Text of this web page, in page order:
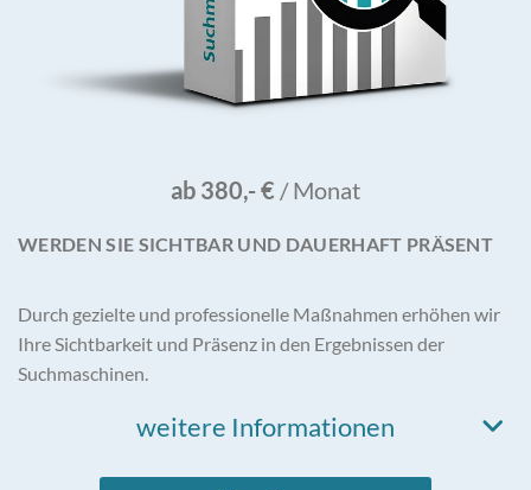
ab 380,- € / Monat
WERDEN SIE SICHTBAR UND DAUERHAFT PRÄSENT
Durch gezielte und professionelle Maßnahmen erhöhen wir
Ihre Sichtbarkeit und Präsenz in den Ergebnissen der
Suchmaschinen.
weitere Informationen